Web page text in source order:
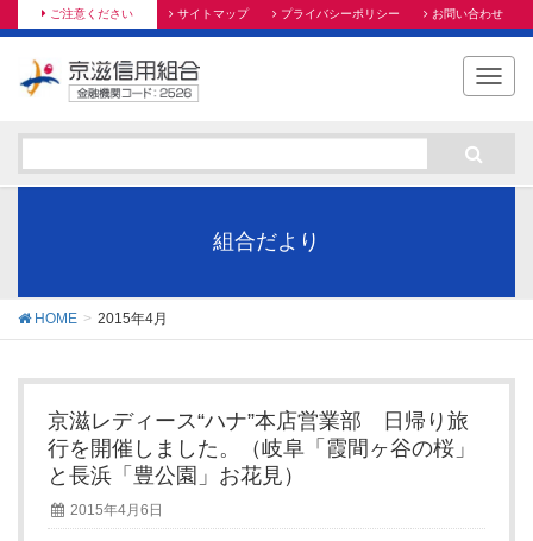
ご注意ください サイトマップ プライバシーポリシー お問い合わせ
T
l
g
組合だより
HOME 2015年4月
京滋レディース“ハナ”本店営業部 日帰り旅
行を開催しました。（岐阜「霞間ヶ谷の桜」
と長浜「豊公園」お花見）
2015年4月6日